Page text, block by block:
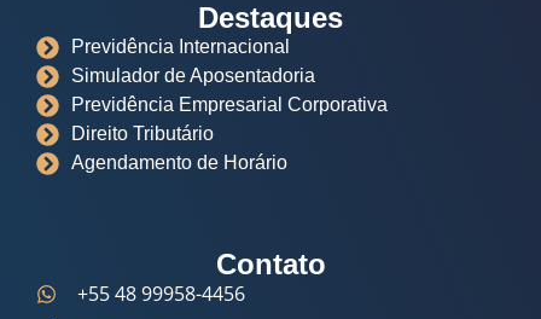
Destaques
Previdência Internacional
Simulador de Aposentadoria
Previdência Empresarial Corporativa
Direito Tributário
Agendamento de Horário
Contato
+55 48 99958-4456